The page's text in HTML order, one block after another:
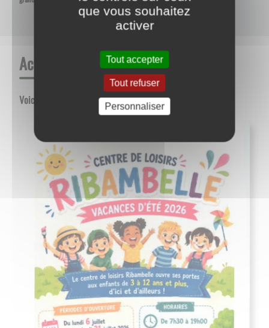
Actualités
Voici la liste des actualités
que vous souhaitez
activer
Tout accepter
Tout refuser
Personnaliser